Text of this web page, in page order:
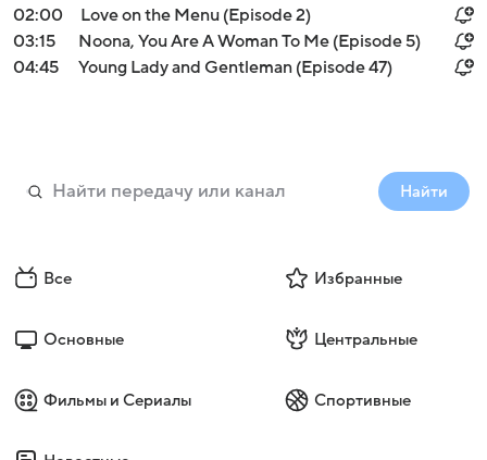
02:00
Love on the Menu (Episode 2)
03:15
Noona, You Are A Woman To Me (Episode 5)
04:45
Young Lady and Gentleman (Episode 47)
Найти
Все Избранные
Основные Центральные
Фильмы и Сериалы Спортивные